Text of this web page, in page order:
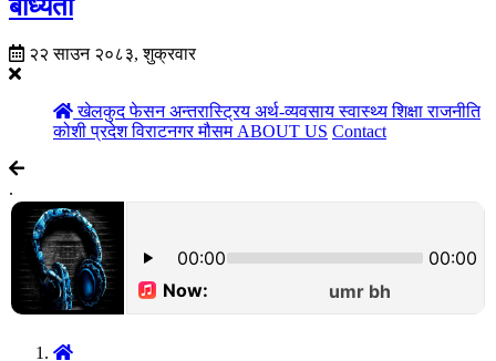
बाध्यता
२२ साउन २०८३, शुक्रवार
खेलकुदफेसनअन्तरास्ट्रिय अर्थ-व्यवसायस्वास्थ्यशिक्षाराजनीति
कोशी प्रदेशविराटनगरमौसम ABOUT US Contact
.